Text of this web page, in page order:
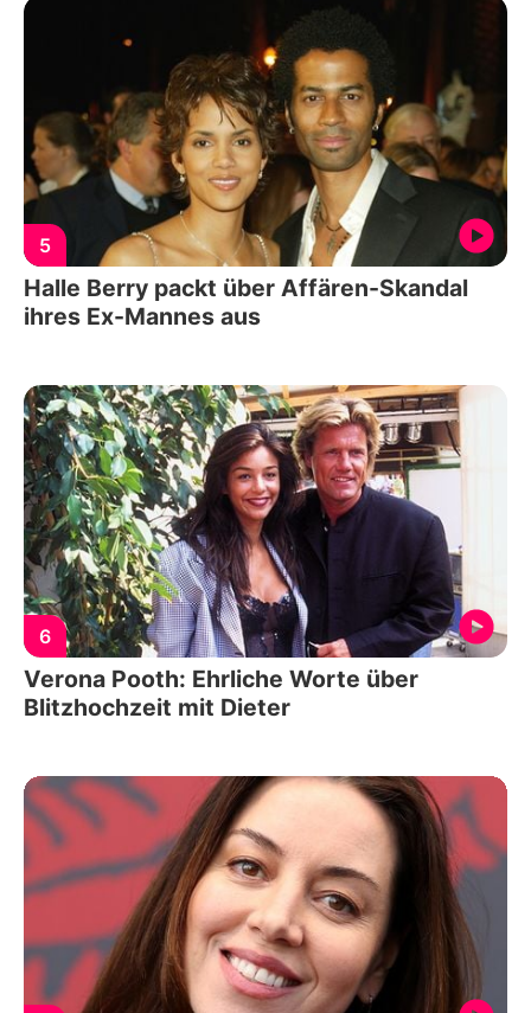
5
Halle Berry packt über Affären-Skandal
ihres Ex-Mannes aus
6
Verona Pooth: Ehrliche Worte über
Blitzhochzeit mit Dieter